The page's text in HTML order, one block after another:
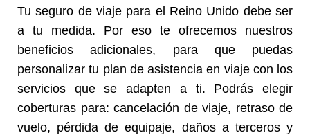
Tu seguro de viaje para el Reino Unido debe ser
a tu medida. Por eso te ofrecemos nuestros
beneficios adicionales, para que puedas
personalizar tu plan de asistencia en viaje con los
servicios que se adapten a ti. Podrás elegir
coberturas para: cancelación de viaje, retraso de
vuelo, pérdida de equipaje, daños a terceros y